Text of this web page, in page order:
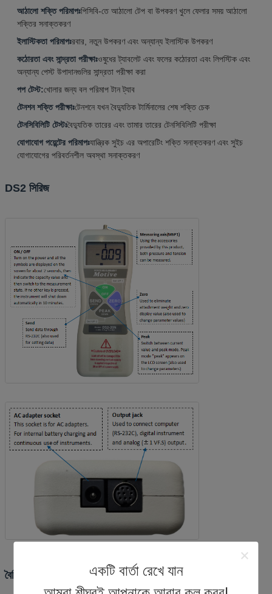
একটি বার্তা রেখে যান
আঠালো শক্তি পরিমাপঃপিসিবি-তে আঠালো টেপ বা উপকরণ খুলে ফেলার সময় আঠালো
শক্তির সনাক্তকরণ
ইলাস্টিকতা পরিমাপঃরবার, নতুন উপকরণ এবং অন্যান্য ইলাস্টিক উপকরণ
কঠোরতা এবং সান্দ্রতা পরীক্ষাঃওষুধের ট্যাবলেট এবং ফলের কঠোরতা এবং লিপস্টিক এবং
অন্যান্য পেস্ট উপাদানগুলির সান্দ্রতা পরীক্ষা করা
পপ টেস্ট:খোলার জন্য বল পরিমাপ টান ট্যাব
টেনশন শক্তি পরীক্ষাঃটেনশনে যখন বৈদ্যুতিক টার্মিনালের শেষ শক্তি চেক
টেনসিবিলিটি টেস্টঃবৈদ্যুতিক তারের এবং তামার তারের টেনসিবিলিটি পরীক্ষা
যোগাযোগ পয়েন্টের পরিমাপঃযান্ত্রিক সুইচ এর অপারেটিং শক্তি সনাক্তকরণ এবং সুইচ
যোগাযোগের পরিবর্তনশীল অবস্থা সনাক্তকরণ
DS2 সিরিজ
বৈশিষ্ট্য